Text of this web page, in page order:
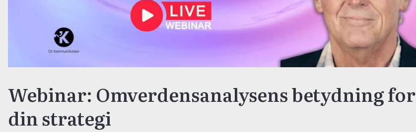
Webinar: Omverdensanalysens betydning for
din strategi